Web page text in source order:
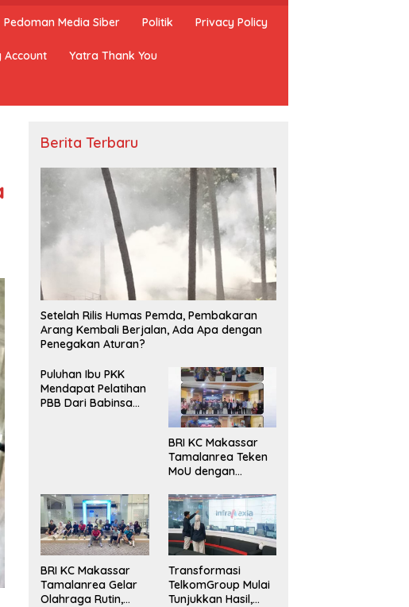
Pedoman Media Siber Politik Privacy Policy
Account Yatra Thank You
Berita Terbaru
Setelah Rilis Humas Pemda, Pembakaran
Arang Kembali Berjalan, Ada Apa dengan
Penegakan Aturan?
Puluhan Ibu PKK
Mendapat Pelatihan
PBB Dari Babinsa
BRI KC Makassar
Tamalanrea Teken
MoU dengan
Ujung Pandang
Perkuat Layanan
Perbankan
BRI KC Makassar
Tamalanrea Gelar
Olahraga Rutin,
Transformasi
TelkomGroup Mulai
Tunjukkan Hasil,